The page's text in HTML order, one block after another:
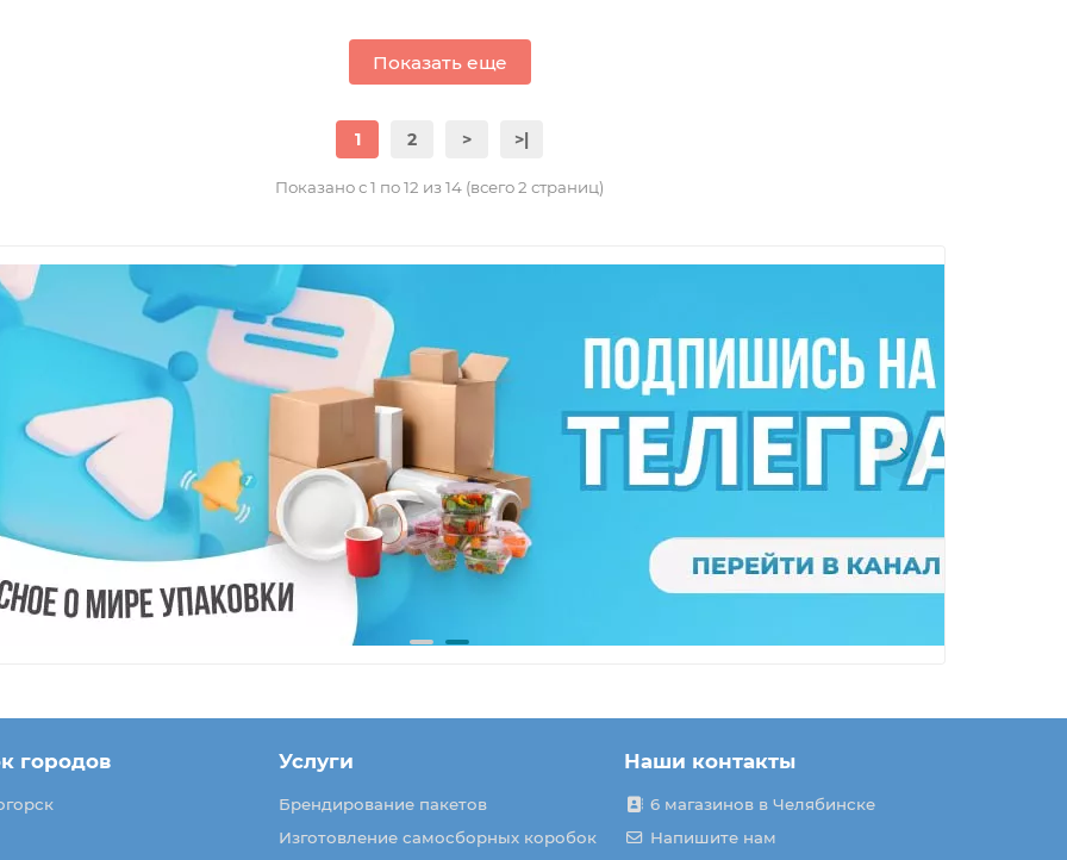
Показать еще
1 2 > >|
Показано с 1 по 12 из 14 (всего 2 страниц)
городов Услуги
Брендирование пакетов
Изготовление самосборных коробок
Наши контакты
6 магазинов в Челябинске
Напишите нам